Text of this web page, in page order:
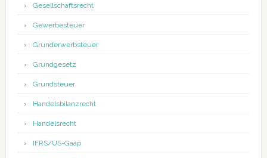
Gesellschaftsrecht
Gewerbesteuer
Grunderwerbsteuer
Grundgesetz
Grundsteuer
Handelsbilanzrecht
Handelsrecht
IFRS/US-Gaap